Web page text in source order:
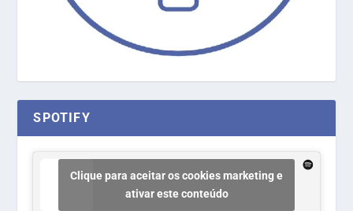
SPOTIFY
Clique para aceitar os cookies marketing e
ativar este conteúdo